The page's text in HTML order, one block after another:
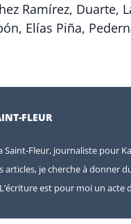
Ramírez, Duarte,
Elías Piña,
FLEUR
Saint-Fleur, journaliste pour
articles, je cherche à donner
est pour moi un acte